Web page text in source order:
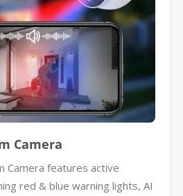
Camera
Camera features active
red & blue warning lights, AI